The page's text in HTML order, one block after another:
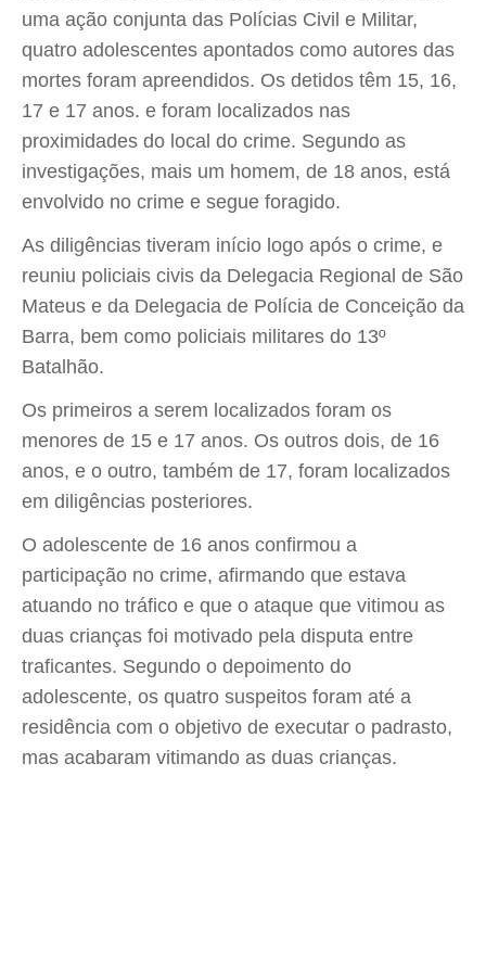
uma ação conjunta das Polícias Civil e Militar,
quatro adolescentes apontados como autores das
mortes foram apreendidos. Os detidos têm 15, 16,
17 e 17 anos. e foram localizados nas
proximidades do local do crime. Segundo as
investigações, mais um homem, de 18 anos, está
envolvido no crime e segue foragido.
As diligências tiveram início logo após o crime, e
reuniu policiais civis da Delegacia Regional de São
Mateus e da Delegacia de Polícia de Conceição da
Barra, bem como policiais militares do 13º
Batalhão.
Os primeiros a serem localizados foram os
menores de 15 e 17 anos. Os outros dois, de 16
anos, e o outro, também de 17, foram localizados
em diligências posteriores.
O adolescente de 16 anos confirmou a
participação no crime, afirmando que estava
atuando no tráfico e que o ataque que vitimou as
duas crianças foi motivado pela disputa entre
traficantes. Segundo o depoimento do
adolescente, os quatro suspeitos foram até a
residência com o objetivo de executar o padrasto,
mas acabaram vitimando as duas crianças.